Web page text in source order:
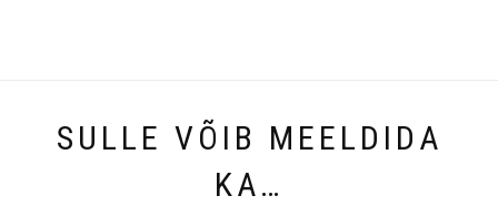
SULLE VÕIB MEELDIDA
KA…